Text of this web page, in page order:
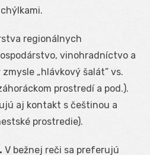
regionálnych
vinohradníctvo a
„hlávkový šalát” vs.
prostredí a pod.).
aj kontakt s češtinou a
prostredie).
V bežnej reči sa preferujú